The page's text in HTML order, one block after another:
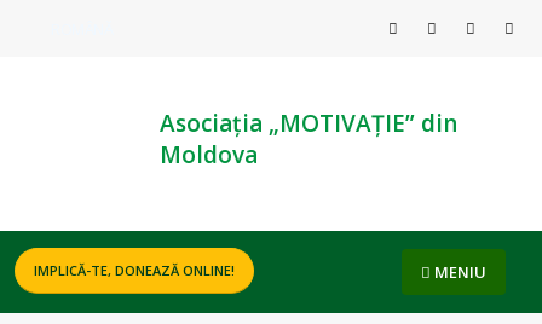
Asociația „MOTIVAȚIE” din
Moldova
IMPLICĂ-TE, DONEAZĂ ONLINE! MENIU